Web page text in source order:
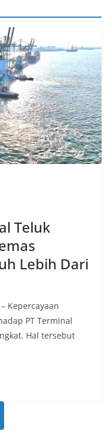
Teluk
Lebih Dari
Kepercayaan
PT Terminal
Hal tersebut